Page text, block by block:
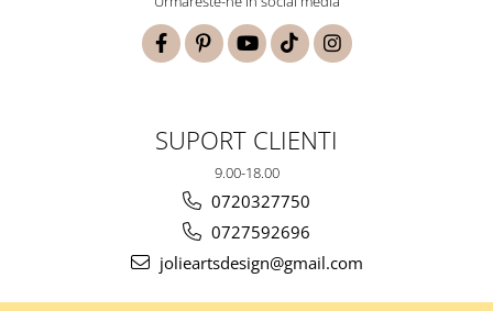
SUPORT CLIENTI
9.00-18.00
0720327750
0727592696
jolieartsdesign@gmail.com